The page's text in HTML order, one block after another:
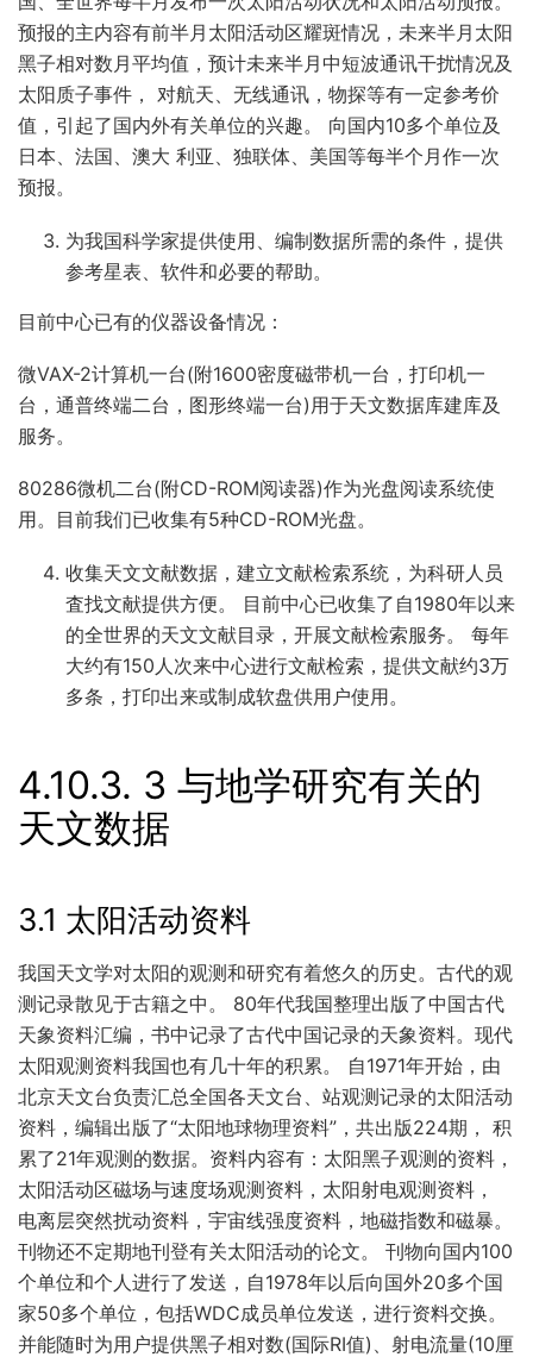
预报的主内容有前半月太阳活动区耀斑情况，未来半月太阳
黑子相对数月平均值，预计未来半月中短波通讯干扰情况及
太阳质子事件， 对航天、无线通讯，物探等有一定参考价
值，引起了国内外有关单位的兴趣。 向国内10多个单位及
日本、法国、澳大 利亚、独联体、美国等每半个月作一次
预报。
为我国科学家提供使用、编制数据所需的条件，提供
参考星表、软件和必要的帮助。
目前中心已有的仪器设备情况：
微VAX-2计算机一台(附1600密度磁带机一台，打印机一
台，通普终端二台，图形终端一台)用于天文数据库建库及
服务。
80286微机二台(附CD-ROM阅读器)作为光盘阅读系统使
用。目前我们已收集有5种CD-ROM光盘。
收集天文文献数据，建立文献检索系统，为科研人员
査找文献提供方便。 目前中心已收集了自1980年以来
的全世界的天文文献目录，开展文献检索服务。 每年
大约有150人次来中心进行文献检索，提供文献约3万
多条，打印出来或制成软盘供用户使用。
4.10.3. 3 与地学研究有关的
天文数据
3.1 太阳活动资料
我国天文学对太阳的观测和研究有着悠久的历史。古代的观
测记录散见于古籍之中。 80年代我国整理出版了中国古代
天象资料汇编，书中记录了古代中国记录的天象资料。现代
太阳观测资料我国也有几十年的积累。 自1971年开始，由
北京天文台负责汇总全国各天文台、站观测记录的太阳活动
资料，编辑出版了“太阳地球物理资料”，共出版224期， 积
累了21年观测的数据。资料内容有：太阳黑子观测的资料，
太阳活动区磁场与速度场观测资料，太阳射电观测资料，
电离层突然扰动资料，宇宙线强度资料，地磁指数和磁暴。
刊物还不定期地刊登有关太阳活动的论文。 刊物向国内100
个单位和个人进行了发送，自1978年以后向国外20多个国
家50多个单位，包括WDC成员单位发送，进行资料交换。
并能随时为用户提供黑子相对数(国际RI值)、射电流量(10厘